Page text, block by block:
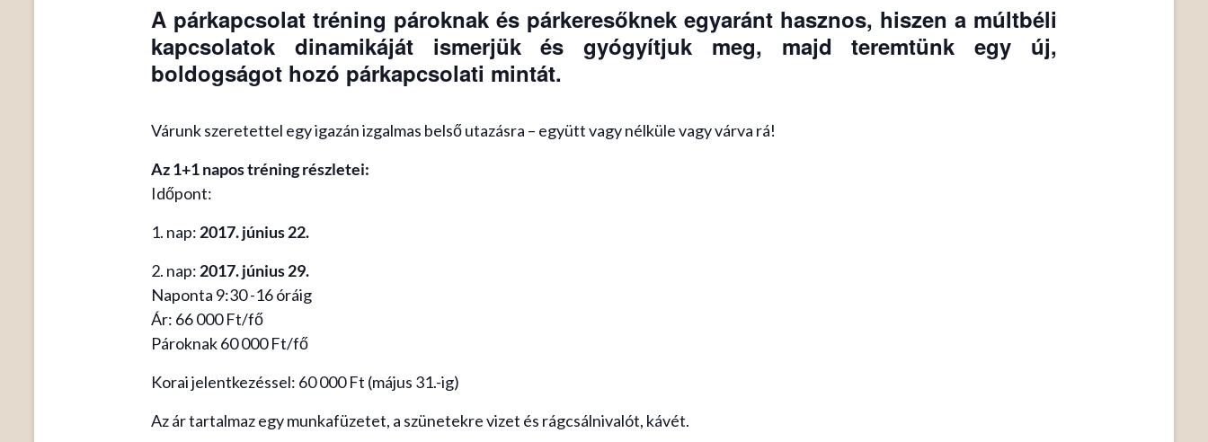
A párkapcsolat tréning pároknak és párkeresőknek egyaránt hasznos, hiszen a múltbéli
kapcsolatok dinamikáját ismerjük és gyógyítjuk meg, majd teremtünk egy új,
boldogságot hozó párkapcsolati mintát.
Várunk szeretettel egy igazán izgalmas belső utazásra – együtt vagy nélküle vagy várva rá!
Az 1+1 napos tréning részletei:
Időpont:
1. nap: 2017. június 22.
2. nap: 2017. június 29.
Naponta 9:30 -16 óráig
Ár: 66 000 Ft/fő
Pároknak 60 000 Ft/fő
Korai jelentkezéssel: 60 000 Ft (május 31.-ig)
Az ár tartalmaz egy munkafüzetet, a szünetekre vizet és rágcsálnivalót, kávét.